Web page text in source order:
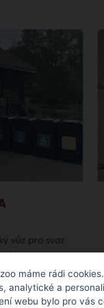
vůz pro svoz
projektem v
máme rádi
analytické a
webu bylo pro vás